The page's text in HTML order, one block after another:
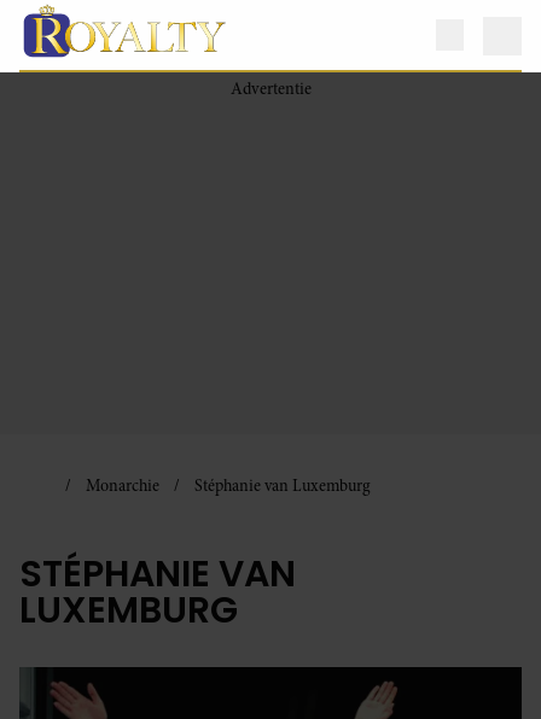
Monarchie Stéphanie van Luxemburg
STÉPHANIE VAN
LUXEMBURG